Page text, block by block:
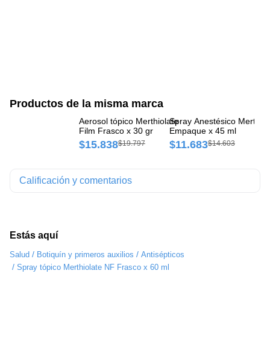
Estás aquí
Salud / Botiquín y primeros auxilios / Antisépticos
/ Spray tópico Merthiolate NF Frasco x 60 ml
Productos de la misma marca
Aerosol tópico Merthiolate
Film Frasco x 30 gr
$15.838$19.797
Spray Anestésico
Empaque x 45 ml
$11.683$14.603
Calificación y comentarios